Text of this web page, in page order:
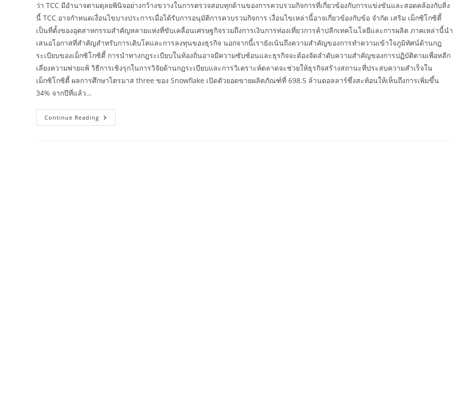
ว่า TCC มีอำนาจตามดุลยพินิจอย่างกว้างขวางในการตรวจสอบทุกด้านของการควบรวมกิจการที่เกี่ยวข้องกับการแข่งขันและสอดคล้องกับสิ่ง
นี้ TCC อาจกำหนดเงื่อนไขบางประการเมื่อได้รับการอนุมัติการควบรวมกิจการ เงื่อนไขเหล่านี้อาจเกี่ยวข้องกับข้อ จำกัด เสริม เม็กซิโกซิตี้
เป็นที่ตั้งของอุตสาหกรรมสำคัญหลายแห่งที่ขับเคลื่อนเศรษฐกิจรวมถึงการเงินการท่องเที่ยวการค้าปลีกเทคโนโลยีและการผลิต ภาคเหล่านี้นำ
เสนอโอกาสที่สำคัญสำหรับการเติบโตและการลงทุนของธุรกิจ นอกจากนี้เรายังเน้นถึงความสำคัญของการทำความเข้าใจภูมิทัศน์ด้านกฎ
ระเบียบของเม็กซิโกซิตี้ การนำทางกฎระเบียบในท้องถิ่นอาจมีความซับซ้อนและธุรกิจจะต้องจัดลำดับความสำคัญของการปฏิบัติตามเพื่อหลีก
เลี่ยงความพ่ายแพ้ วิธีการเชิงรุกในการวิจัยด้านกฎระเบียบและการวิเคราะห์ตลาดจะช่วยให้ธุรกิจสร้างสถานะที่ประสบความสำเร็จใน
เม็กซิโกซิตี้ ผลการศึกษาไตรมาส three ของ Snowflake เปิดตัวยอดขายผลิตภัณฑ์ที่ 698.5 ล้านดอลลาร์ซึ่งสะท้อนให้เห็นถึงการเพิ่มขึ้น
34% จากปีที่แล้ว…
Continue Reading School
Of